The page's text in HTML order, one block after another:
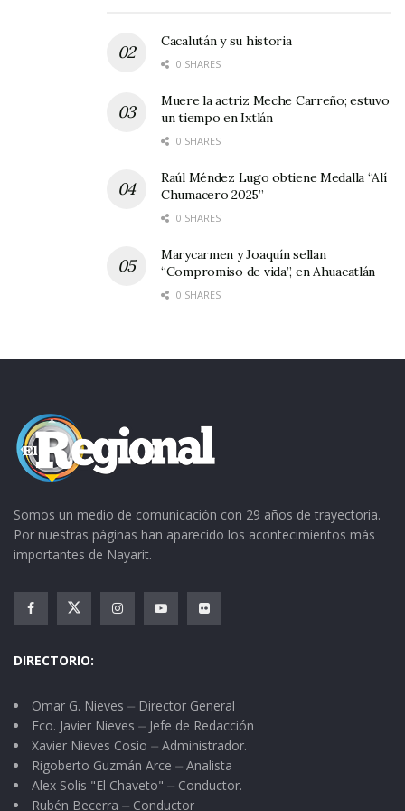
Cacalután y su historia
0 SHARES
Muere la actriz Meche Carreño; estuvo
un tiempo en Ixtlán
0 SHARES
Raúl Méndez Lugo obtiene Medalla “Alí
Chumacero 2025”
0 SHARES
Marycarmen y Joaquín sellan
“Compromiso de vida”, en Ahuacatlán
0 SHARES
Somos un medio de comunicación con 29 años de trayectoria.
Por nuestras páginas han aparecido los acontecimientos más
importantes de Nayarit.
DIRECTORIO:
Omar G. Nieves ⏤ Director General
Fco. Javier Nieves ⏤ Jefe de Redacción
Xavier Nieves Cosio ⏤ Administrador.
Rigoberto Guzmán Arce ⏤ Analista
Alex Solis "El Chaveto" ⏤ Conductor.
Rubén Becerra ⏤ Conductor